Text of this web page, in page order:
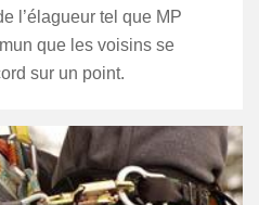
l’élagueur tel que MP
que les voisins se
sur un point.